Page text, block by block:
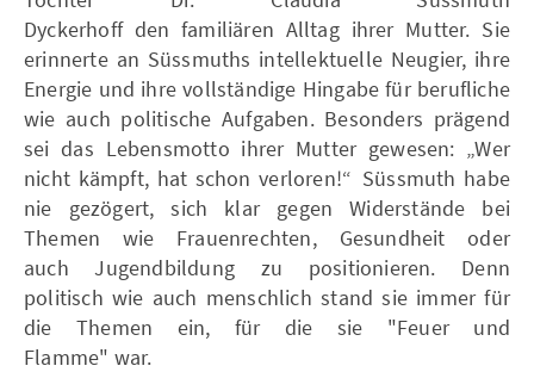
Dyckerhoff den familiären Alltag ihrer Mutter. Sie
erinnerte an Süssmuths intellektuelle Neugier, ihre
Energie und ihre vollständige Hingabe für berufliche
wie auch politische Aufgaben. Besonders prägend
sei das Lebensmotto ihrer Mutter gewesen: „Wer
nicht kämpft, hat schon verloren!“ Süssmuth habe
nie gezögert, sich klar gegen Widerstände bei
Themen wie Frauenrechten, Gesundheit oder
auch Jugendbildung zu positionieren. Denn
politisch wie auch menschlich stand sie immer für
die Themen ein, für die sie "Feuer und
Flamme" war.